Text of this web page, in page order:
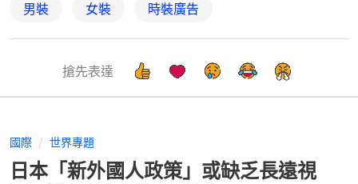
男裝 女裝 時裝廣告
搶先表達
國際 世界專題
日本「新外國人政策」或缺乏長遠視